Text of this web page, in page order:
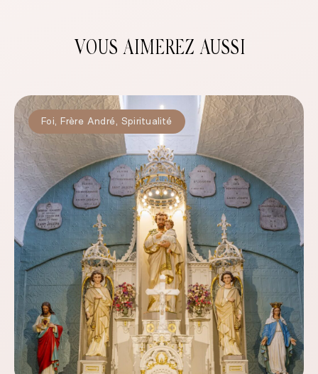
VOUS AIMEREZ AUSSI
Foi, Frère André, Spiritualité